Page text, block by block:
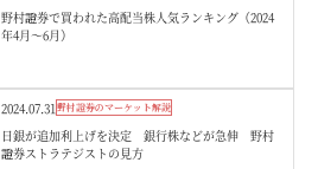
野村證券で買われた高配当株人気ランキング（2024
年4月～6月）
2024.07.31 野村證券のマーケット解説
日銀が追加利上げを決定 銀行株などが急伸 野村
證券ストラテジストの見方